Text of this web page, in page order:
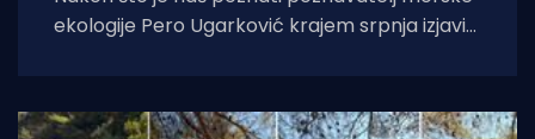
ekologije Pero Ugarković krajem srpnja izjavio